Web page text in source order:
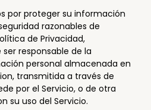
por proteger su información
razonables de
de Privacidad,
responsable de la
personal almacenada en
transmitida a través de
por el Servicio, o de otra
su uso del Servicio.